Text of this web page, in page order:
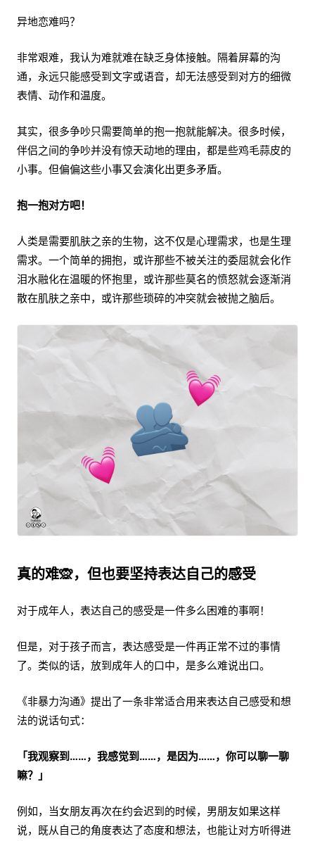
异地恋难吗？
非常艰难，我认为难就难在缺乏身体接触。隔着屏幕的沟
通，永远只能感受到文字或语音，却无法感受到对方的细微
表情、动作和温度。
其实，很多争吵只需要简单的抱一抱就能解决。很多时候，
伴侣之间的争吵并没有惊天动地的理由，都是些鸡毛蒜皮的
小事。但偏偏这些小事又会演化出更多矛盾。
抱一抱对方吧！
人类是需要肌肤之亲的生物，这不仅是心理需求，也是生理
需求。一个简单的拥抱，或许那些不被关注的委屈就会化作
泪水融化在温暖的怀抱里，或许那些莫名的愤怒就会逐渐消
散在肌肤之亲中，或许那些琐碎的冲突就会被抛之脑后。
真的难🙊，但也要坚持表达自己的感受
对于成年人，表达自己的感受是一件多么困难的事啊！
但是，对于孩子而言，表达感受是一件再正常不过的事情
了。类似的话，放到成年人的口中，是多么难说出口。
《非暴力沟通》提出了一条非常适合用来表达自己感受和想
法的说话句式：
「我观察到……，我感觉到……，是因为……，你可以聊一聊
嘛？」
例如，当女朋友再次在约会迟到的时候，男朋友如果这样
说，既从自己的角度表达了态度和想法，也能让对方听得进